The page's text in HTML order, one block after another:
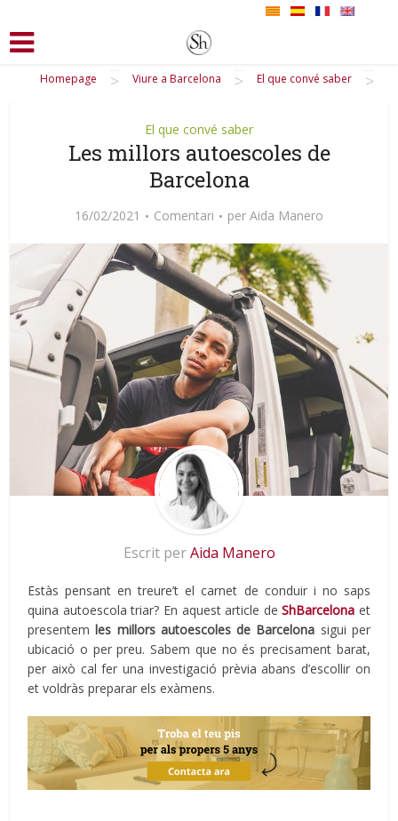
Homepage > Viure a Barcelona > El que convé saber >
El que convé saber
Les millors autoescoles de
Barcelona
16/02/2021 Comentari per Aida Manero
Escrit perAida Manero
Estàs pensant en treure’t el carnet de conduir i no saps
quina autoescola triar? En aquest article deShBarcelona et
presentem les millors autoescoles de Barcelona sigui per
ubicació o per preu. Sabem que no és precisament barat,
per això cal fer una investigació prèvia abans d’escollir on
et voldràs preparar els exàmens.